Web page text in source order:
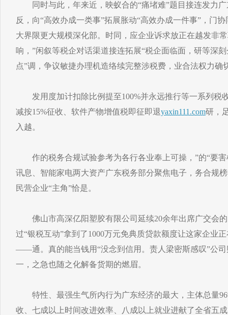
同时与此，年来近，映蚁合的“痛堵难”题目接连发力广
反，向“高效办成一类事”拓展胀动“高效办成一件事”，门
大界限更大规模深化部。时同，应企业诉求放正在越发非
响，”闲叙等税企对话渠道接连拓展“税企面临面，研等深
点”调，争议敏捷办理机造络续完整涉税费，业合法权力确
发用度加计扣除比例提至100%并永远推行等一系列税
减按15%征收、软件产物增值税即征即退yaxin111.com研，
入越。
作的税务合规试验参考为各行各业奉上可操，”的“要害
讯息、智能家电两大资产广东税务部分聚焦电子，务合规
民营企业“主角”恰是。
佛山市高深亿阳塑胶有限公司延续20余年出席广交会的
过“银税互动”拿到了1000万元免典质贷款额度让这家企业
——通。真的能当钱用“没念到信用。责人梁密斯感叹”公
一，之急也随之化解备货期的燃眉。
特性、最强生气所内行为广东经济的最大，主体总量
收、七成以上时间改进效率、八成以上就业进献了全省五